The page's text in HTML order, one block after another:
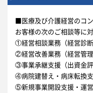
■医療及び介護経営のコ
お客様の次のご相談等に
①経営相談業務（経営診
②経営改善業務（経営管理
③事業承継支援（出資金評
④病院建替え・病床転換
⑤新規事業開設支援・運